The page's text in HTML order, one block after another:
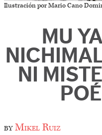
Ilustración por Mario Cano
MU
NI
byMikel Ruiz